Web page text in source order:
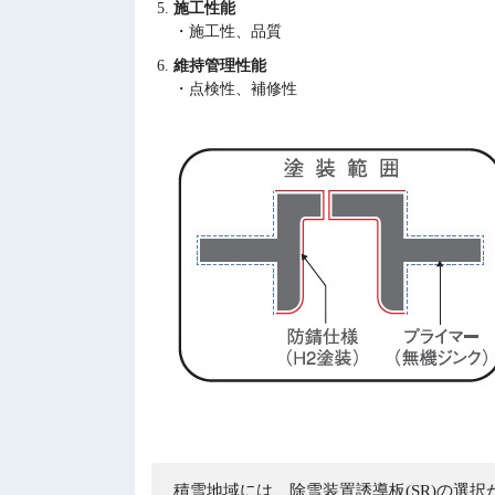
施工性能
・施工性、品質
維持管理性能
・点検性、補修性
積雪地域には、除雪装置誘導板(SR)の選択